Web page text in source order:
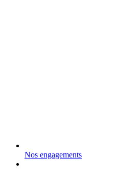
Nos engagements